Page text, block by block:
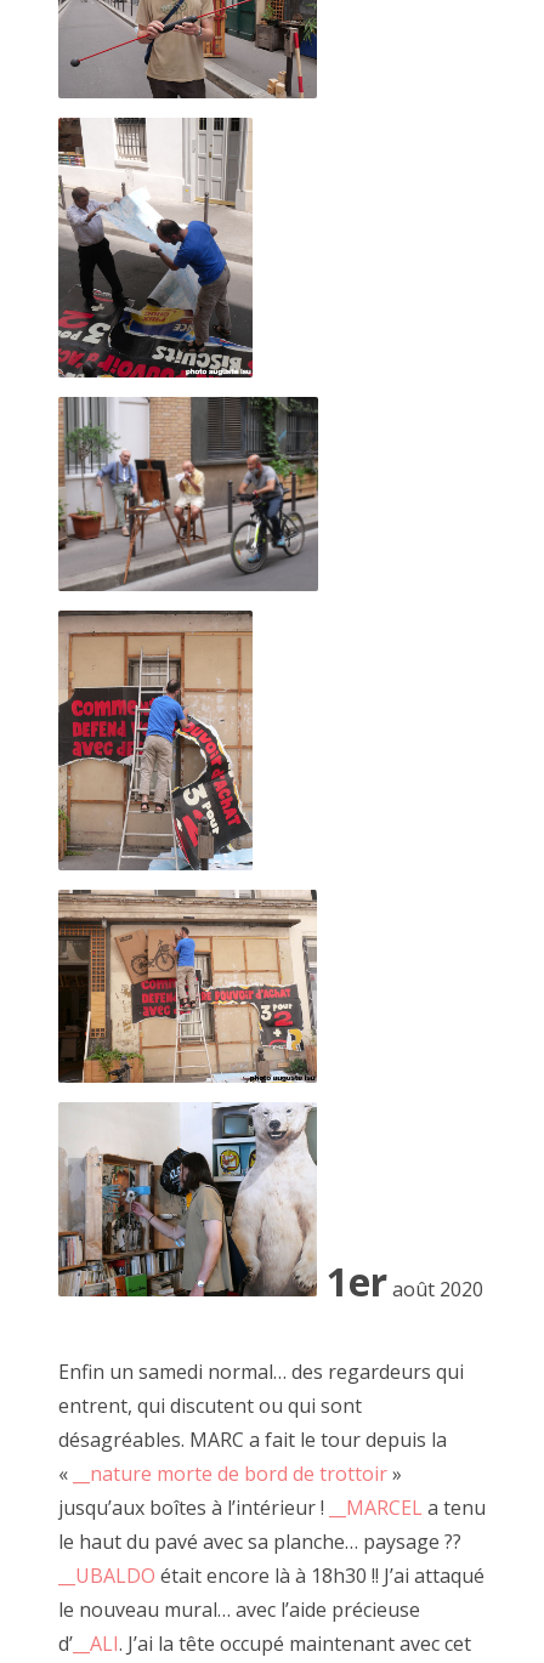
1eraoût 2020
Enfin un samedi normal… des regardeurs qui
entrent, qui discutent ou qui sont
désagréables. MARC a fait le tour depuis la
«
__nature morte de bord de trottoir»
jusqu’aux boîtes à l’intérieur !
__MARCEL a tenu
le haut du pavé avec sa planche… paysage ??
__UBALDO était encore là à 18h30 !! J’ai attaqué
le nouveau mural… avec l’aide précieuse
d’ __ALI. J’ai la tête occupé maintenant avec cet
Mural vague à bonds, 16 novembre 2019
Passage josset… le 8 octobre 2022
Mural libre juin 2020